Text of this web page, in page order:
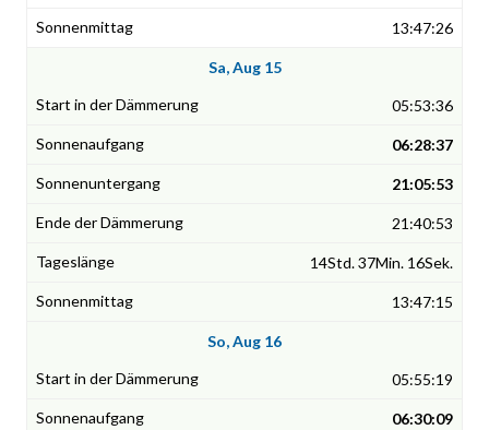
13:47:26
Sa, Aug 15
05:53:36
06:28:37
21:05:53
21:40:53
14Std. 37Min. 16Sek.
13:47:15
So, Aug 16
05:55:19
06:30:09